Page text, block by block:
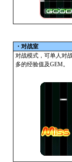
・对战室
对战模式，可单人对
多的经验值及GEM。